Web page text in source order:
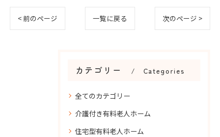
< 前のページ 一覧に戻る 次のページ >
カテゴリー Categories
全てのカテゴリー
介護付き有料老人ホーム
住宅型有料老人ホーム